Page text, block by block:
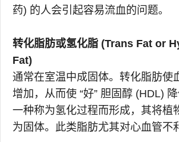
药) 的人会引起容易流血的问题。
转化脂肪或氢化脂 (Trans Fat or
Fat)
通常在室温中成固体。转化脂肪使
增加，从而使 “好” 胆固醇 (HDL)
一种称为氢化过程而形成，其将植
为固体。此类脂肪尤其对心血管不